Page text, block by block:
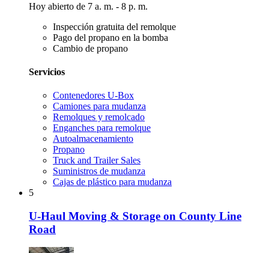
Hoy abierto de 7 a. m. - 8 p. m.
Inspección gratuita del remolque
Pago del propano en la bomba
Cambio de propano
Servicios
Contenedores U-Box
Camiones para mudanza
Remolques y remolcado
Enganches para remolque
Autoalmacenamiento
Propano
Truck and Trailer Sales
Suministros de mudanza
Cajas de plástico para mudanza
5
U-Haul Moving & Storage on County Line
Road